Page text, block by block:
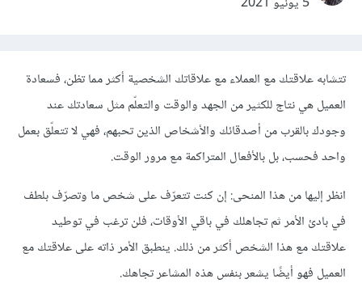
تتشابه علاقتك مع العملاء مع علاقاتك الشخصية أكثر مما تظن، فسعادة
العميل هي نتاج للكثير من الجهد والوقت والتعلّم مثل سعادتك عند
وجودك بالقرب من أصدقائك والأشخاص الذين تحبهم، فهي لا تتعلّق بعمل
واحد فحسب، بل بالأفعال المتراكمة مع مرور الوقت.
انظر إليها من هذا المنحى: إن كنت تتعرّف على شخص ما وتصرّف بلطف
في بادئ الأمر ثم تجاهلك في باقي الأوقات، فلن ترغب في توطيد
علاقتك مع هذا الشخص أكثر من ذلك. ينطبق الأمر ذاته على علاقتك مع
العميل فهو أيضًا يشعر بنفس هذه المشاعر تجاهك.